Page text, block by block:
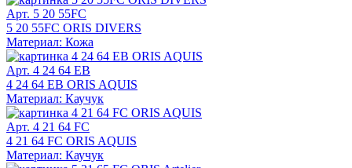
Арт. 5 20 55FC
5 20 55FC ORIS DIVERS
Материал: Кожа
Арт. 4 24 64 EB
4 24 64 EB ORIS AQUIS
Материал: Каучук
Арт. 4 21 64 FC
4 21 64 FC ORIS AQUIS
Материал: Каучук